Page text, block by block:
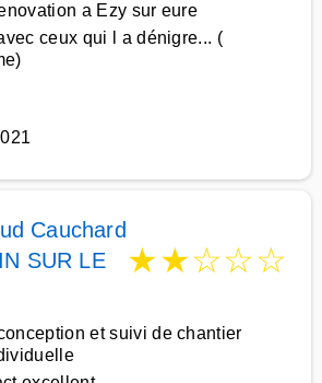
a Ezy sur eure
ceux qui l a dénigre... (
Cauchard
SUR LE
★★☆☆☆
et suivi de chantier